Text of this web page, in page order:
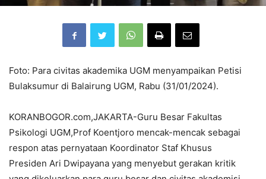
Foto: Para civitas akademika UGM menyampaikan Petisi
Bulaksumur di Balairung UGM, Rabu (31/01/2024).
KORANBOGOR.com,JAKARTA-Guru Besar Fakultas
Psikologi UGM,Prof Koentjoro mencak-mencak sebagai
respon atas pernyataan Koordinator Staf Khusus
Presiden Ari Dwipayana yang menyebut gerakan kritik